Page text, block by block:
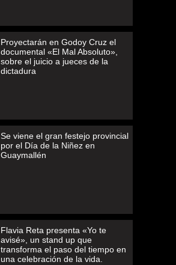
Proyectarán en Godoy Cruz el
documental «El Mal Absoluto»,
sobre el juicio a jueces de la
dictadura
Se viene el gran festejo provincial
por el Día de la Niñez en
Guaymallén
Flavia Reta presenta «Yo te
avisé», un stand up que
transforma el paso del tiempo en
una celebración de la vida.